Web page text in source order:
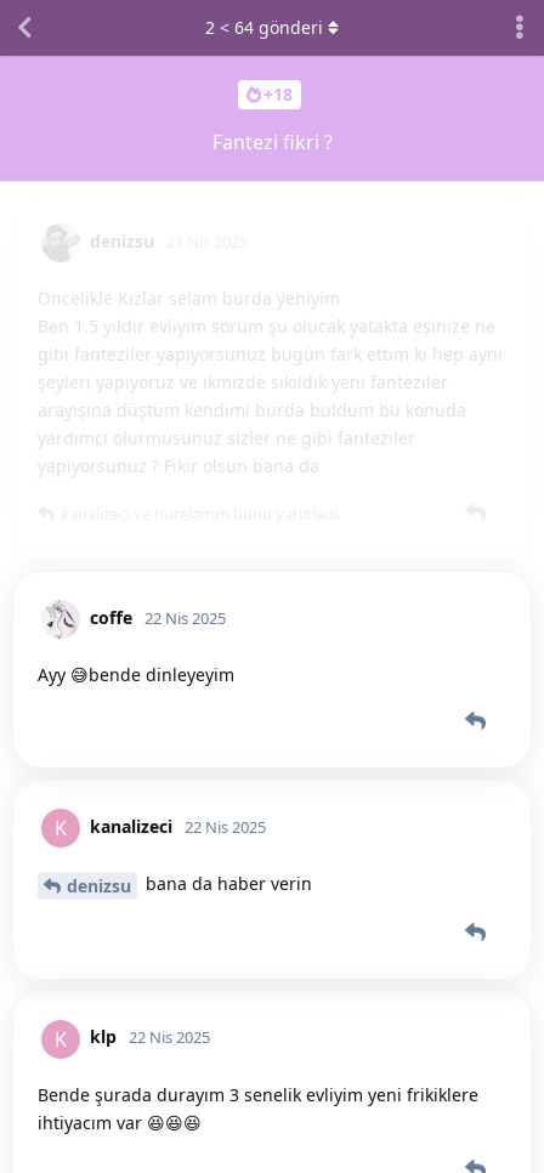
+18
Fantezi fikri ?
2 < 64 gönderi
denizsu
Öncelikle Kızlar selam burda yeniyim
Ben 1.5 yıldır evliyim sorum şu olucak yatakta eşinize ne
gibi fanteziler yapıyorsunuz bugün fark ettim ki hep aynı
şeyleri yapıyoruz ve ikmizde sıkıldık yeni fanteziler
arayışına düştüm kendimi burda buldum bu konuda
yardımcı olurmusunuz sizler ne gibi fanteziler
yapıyorsunuz ? Fikir olsun bana da
coffe 22 Nis 2025
Ayy 😅bende dinleyeyim
K kanalizeci 22 Nis 2025
denizsu bana da haber verin
K klp 22 Nis 2025
Bende şurada durayım 3 senelik evliyim yeni frikiklere
ihtiyacım var 😆😆😆